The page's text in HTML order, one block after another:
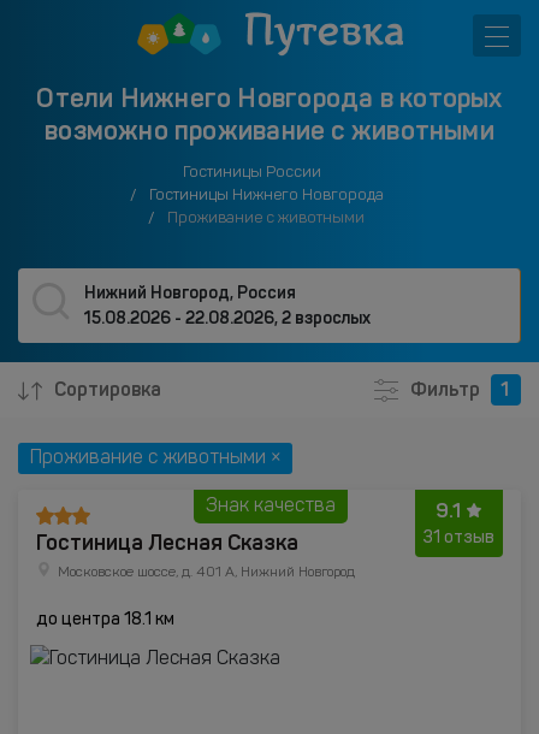
Отели Нижнего Новгорода в которых
возможно проживание с животными
Гостиницы России
Гостиницы Нижнего Новгорода
Проживание с животными
Нижний Новгород, Россия
15.08.2026 - 22.08.2026,2 взрослых
Сортировка Фильтр 1
Проживание с животными ×
9.1
31 отзыв
Знак качества
Гостиница Лесная Сказка
Московское шоссе, д. 401 А, Нижний Новгород
до центра 18.1 км